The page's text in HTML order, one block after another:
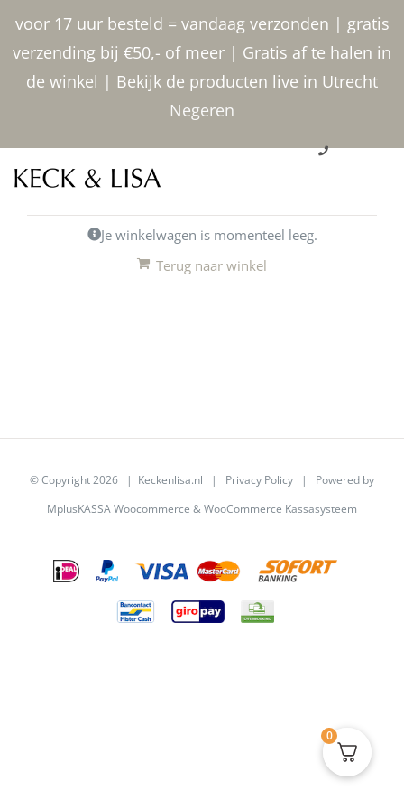
voor 17 uur besteld = vandaag verzonden | gratis
verzending bij €50,- of meer | Gratis af te halen in
de winkel | Bekijk de producten live in Utrecht
Negeren
Ga naar inhoud
030 2400000
Je winkelwagen is momenteel leeg.
Terug naar winkel
© Copyright2026 | Keckenlisa.nl | Privacy Policy | Powered by
MplusKASSA Woocommerce &WooCommerce Kassasysteem
0